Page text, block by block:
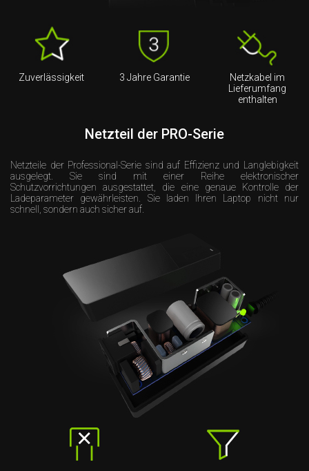
Zuverlässigkeit 3 Jahre Garantie
Netzkabel im
Lieferumfang
enthalten
Netzteil der PRO-Serie
Netzteile der Professional-Serie sind auf Effizienz und Langlebigkeit
ausgelegt. Sie sind mit einer Reihe elektronischer
Schutzvorrichtungen ausgestattet, die eine genaue Kontrolle der
Ladeparameter gewährleisten. Sie laden Ihren Laptop nicht nur
schnell, sondern auch sicher auf.